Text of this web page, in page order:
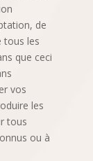
de
tous les
que ceci
vos
les
tous
ou à